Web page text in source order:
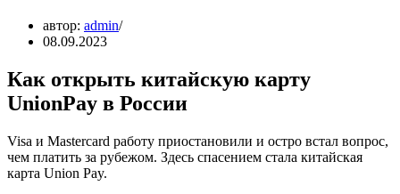
автор: admin
08.09.2023
Как открыть китайскую карту
UnionPay в России
Visa и Mastercard работу приостановили и остро встал вопрос,
чем платить за рубежом. Здесь спасением стала китайская
карта Union Pay.